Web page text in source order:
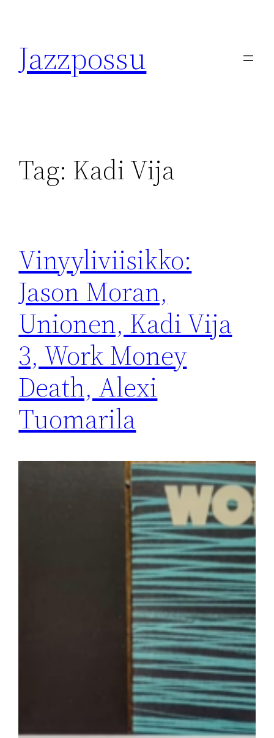
content
Jazzpossu
Tag: Kadi Vija
Vinyyliviisikko:
Jason Moran,
Unionen, Kadi Vija
3, Work Money
Death, Alexi
Tuomarila